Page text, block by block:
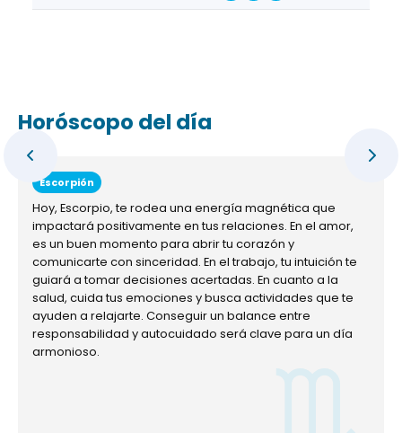
Horóscopo del día
Escorpión
Hoy, Escorpio, te rodea una energía magnética que
impactará positivamente en tus relaciones. En el amor,
es un buen momento para abrir tu corazón y
comunicarte con sinceridad. En el trabajo, tu intuición te
guiará a tomar decisiones acertadas. En cuanto a la
salud, cuida tus emociones y busca actividades que te
ayuden a relajarte. Conseguir un balance entre
responsabilidad y autocuidado será clave para un día
armonioso.